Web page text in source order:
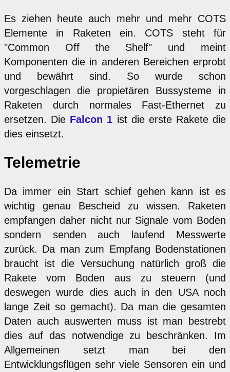
Es ziehen heute auch mehr und mehr COTS
Elemente in Raketen ein. COTS steht für
"Common Off the Shelf" und meint
Komponenten die in anderen Bereichen erprobt
und bewährt sind. So wurde schon
vorgeschlagen die propietären Bussysteme in
Raketen durch normales Fast-Ethernet zu
ersetzen. Die Falcon 1 ist die erste Rakete die
dies einsetzt.
Telemetrie
Da immer ein Start schief gehen kann ist es
wichtig genau Bescheid zu wissen. Raketen
empfangen daher nicht nur Signale vom Boden
sondern senden auch laufend Messwerte
zurück. Da man zum Empfang Bodenstationen
braucht ist die Versuchung natürlich groß die
Rakete vom Boden aus zu steuern (und
deswegen wurde dies auch in den USA noch
lange Zeit so gemacht). Da man die gesamten
Daten auch auswerten muss ist man bestrebt
dies auf das notwendige zu beschränken. Im
Allgemeinen setzt man bei den
Entwicklungsflügen sehr viele Sensoren ein und